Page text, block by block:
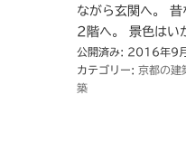
ながら玄関へ。 昔
2階へ。 景色はい
公開済み: 2016年9
カテゴリー: 京都の建
築